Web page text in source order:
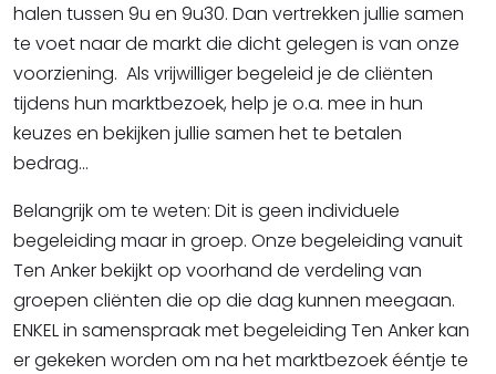
halen tussen 9u en 9u30. Dan vertrekken jullie samen
te voet naar de markt die dicht gelegen is van onze
voorziening. Als vrijwilliger begeleid je de cliënten
tijdens hun marktbezoek, help je o.a. mee in hun
keuzes en bekijken jullie samen het te betalen
bedrag...
Belangrijk om te weten: Dit is geen individuele
begeleiding maar in groep. Onze begeleiding vanuit
Ten Anker bekijkt op voorhand de verdeling van
groepen cliënten die op die dag kunnen meegaan.
ENKEL in samenspraak met begeleiding Ten Anker kan
er gekeken worden om na het marktbezoek ééntje te